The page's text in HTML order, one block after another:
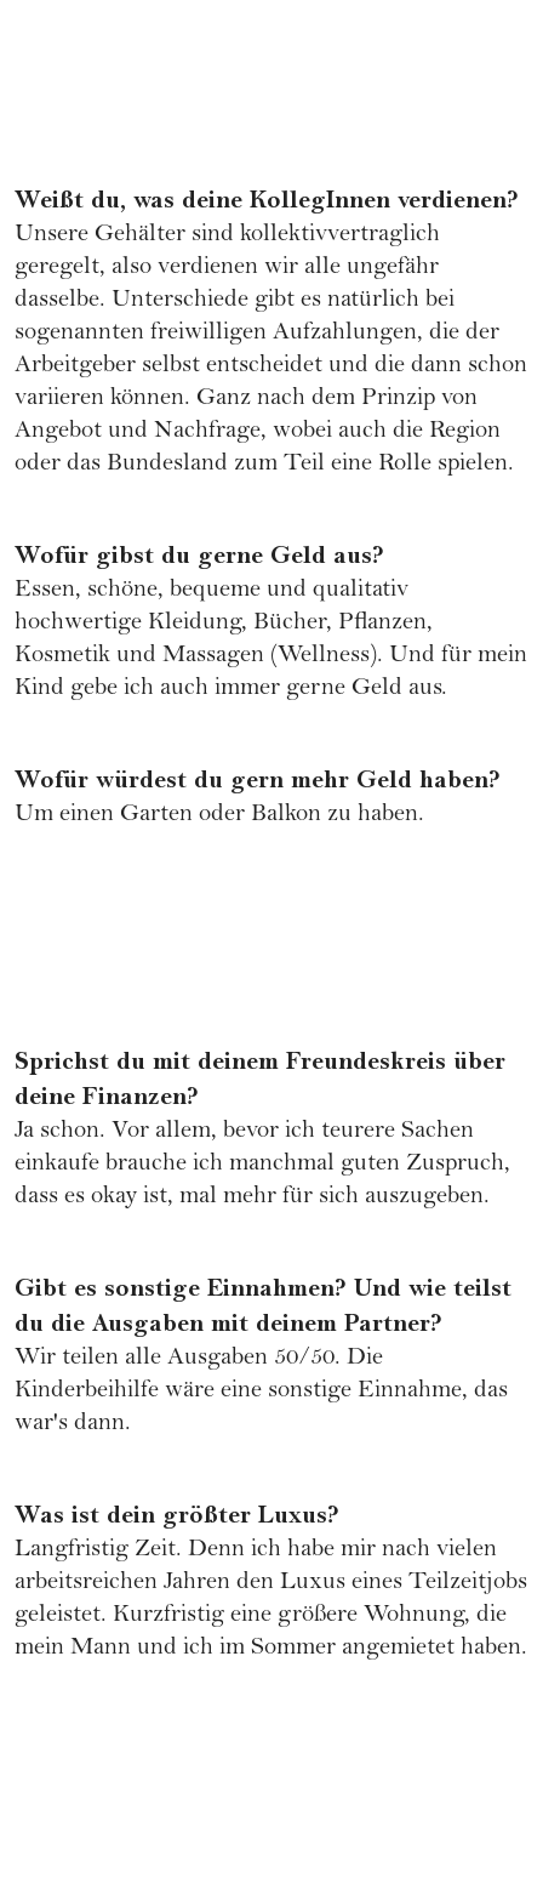
Weißt du, was deine KollegInnen verdienen?
Unsere Gehälter sind kollektivvertraglich
geregelt, also verdienen wir alle ungefähr
dasselbe. Unterschiede gibt es natürlich bei
sogenannten freiwilligen Aufzahlungen, die der
Arbeitgeber selbst entscheidet und die dann schon
variieren können. Ganz nach dem Prinzip von
Angebot und Nachfrage, wobei auch die Region
oder das Bundesland zum Teil eine Rolle spielen.
Wofür gibst du gerne Geld aus?
Essen, schöne, bequeme und qualitativ
hochwertige Kleidung, Bücher, Pflanzen,
Kosmetik und Massagen (Wellness). Und für mein
Kind gebe ich auch immer gerne Geld aus.
Wofür würdest du gern mehr Geld haben?
Um einen Garten oder Balkon zu haben.
Sprichst du mit deinem Freundeskreis über
deine Finanzen?
Ja schon. Vor allem, bevor ich teurere Sachen
einkaufe brauche ich manchmal guten Zuspruch,
dass es okay ist, mal mehr für sich auszugeben.
Gibt es sonstige Einnahmen? Und wie teilst
du die Ausgaben mit deinem Partner?
Wir teilen alle Ausgaben 50/50. Die
Kinderbeihilfe wäre eine sonstige Einnahme, das
war's dann.
Was ist dein größter Luxus?
Langfristig Zeit. Denn ich habe mir nach vielen
arbeitsreichen Jahren den Luxus eines Teilzeitjobs
geleistet. Kurzfristig eine größere Wohnung, die
mein Mann und ich im Sommer angemietet haben.